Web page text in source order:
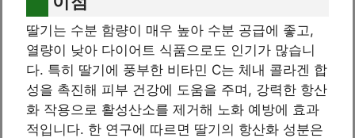
딸기는 수분 함량이 매우 높아 수분 공급에 좋고,
열량이 낮아 다이어트 식품으로도 인기가 많습니
다. 특히 딸기에 풍부한 비타민 C는 체내 콜라겐 합
성을 촉진해 피부 건강에 도움을 주며, 강력한 항산
화 작용으로 활성산소를 제거해 노화 예방에 효과
적입니다. 한 연구에 따르면 딸기의 항산화 성분은